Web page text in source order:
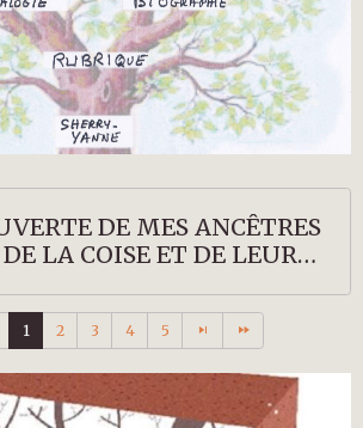
DE MES ANCÊTRES
LA COISE ET DE LEURS
1 2 3 4 5